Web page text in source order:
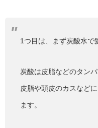
1つ目は、まず炭酸水で
炭酸は皮脂などのタン
皮脂や頭皮のカスなど
ます。